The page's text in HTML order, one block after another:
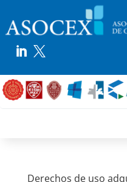
 
Derechos de uso